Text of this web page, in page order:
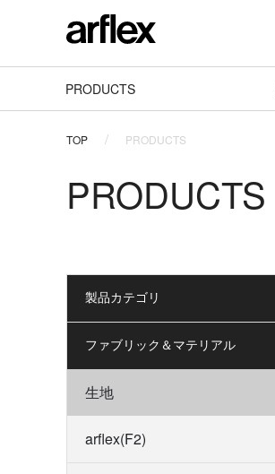
PRODUCTS
TOP PRODUCTS
PRODUCTS
製品カテゴリ
ファブリック＆マテリアル
生地
arflex(F2)